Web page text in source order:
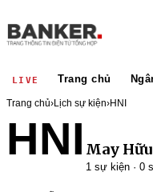
LIVE Trang chủ
Trang chủ›Lịch sự kiện›HNI
HNI May
1 sự kiện · 0